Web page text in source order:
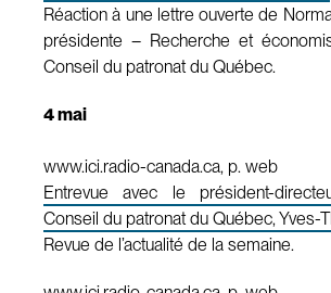
Réaction à une lettre ouverte de
présidente – Recherche et
Conseil du patronat du Québec.
4 mai
www.ici.radio-canada.ca, p. web
Entrevue avec le président-
Conseil du patronat du Québec, Yves-
Revue de l’actualité de la semaine.